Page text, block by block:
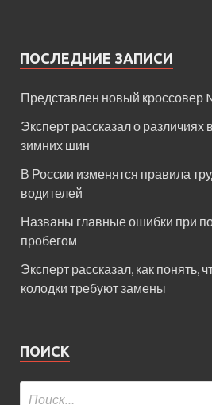
ПОСЛЕДНИЕ ЗАПИСИ
Представлен новый кроссовер
Эксперт рассказал о различиях
зимних шин
В России изменятся правила
водителей
Названы главные ошибки при
пробегом
Эксперт рассказал, как понять,
колодки требуют замены
ПОИСК